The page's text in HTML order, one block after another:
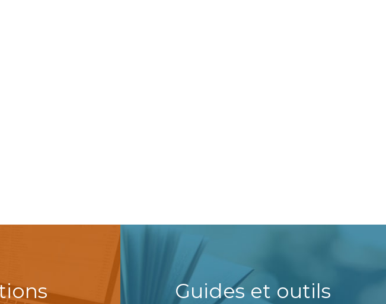
Guides et outils